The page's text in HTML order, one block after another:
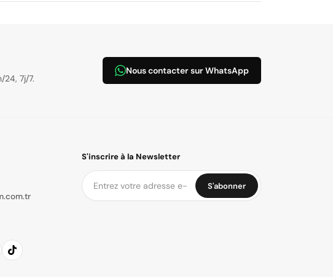
ici.
7j/7.
Nous contacter sur WhatsApp
S'inscrire à la Newsletter
S'abonner